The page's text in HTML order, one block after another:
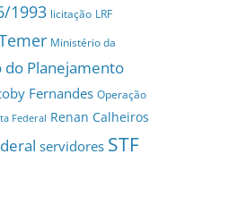
1993 licitação LRF
Ministério da
Planejamento
Fernandes Operação
Federal Renan Calheiros
servidores STF